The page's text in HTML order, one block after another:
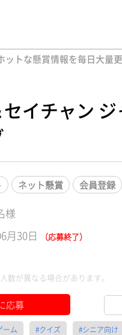
トな懸賞情報を毎日大量
イチャン ジ
ネット懸賞 会員登録
様
月30日
（応募終了）
数が異なる場合があります。
応募
ーム #クイズ #シニア向け